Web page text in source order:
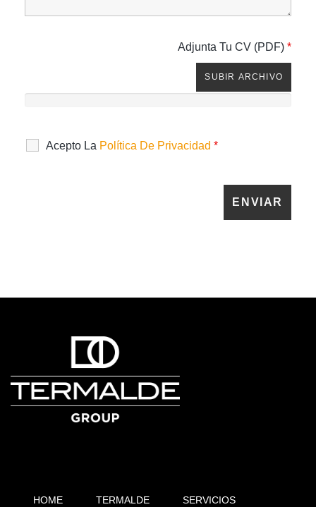
Adjunta Tu CV (PDF) *
SUBIR ARCHIVO
Acepto La Política De Privacidad *
HOME TERMALDE SERVICIOS